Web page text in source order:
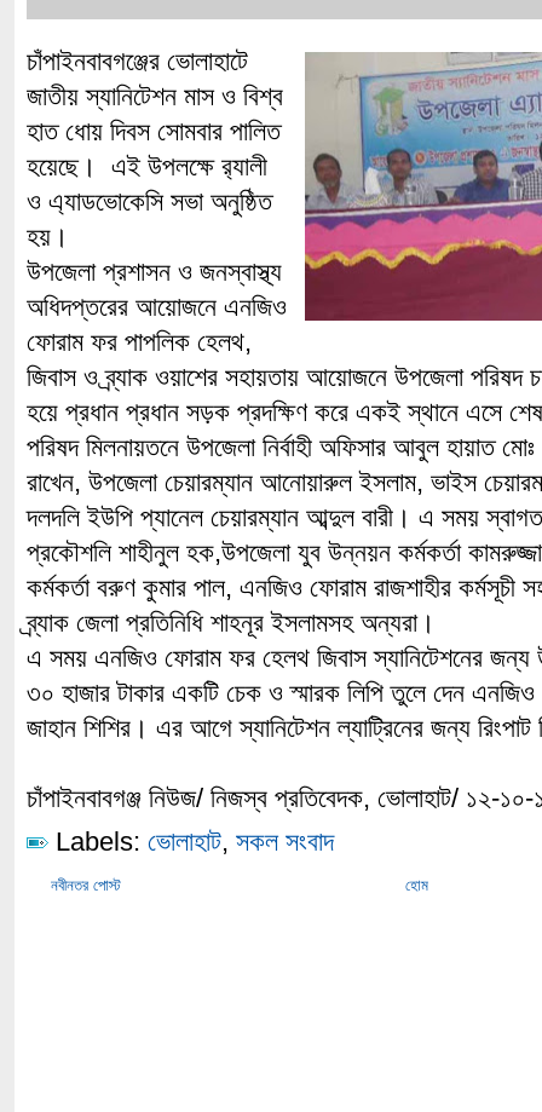
চাঁপাইনবাবগঞ্জের ভোলাহাটে
জাতীয় স্যানিটেশন মাস ও বিশ্ব
হাত ধোয় দিবস সোমবার পালিত
হয়েছে। এই উপলক্ষে র‌্যালী
ও এ্যাডভোকেসি সভা অনুষ্ঠিত
হয়।
উপজেলা প্রশাসন ও জনস্বাস্থ্য
অধিদপ্তরের আয়োজনে এনজিও
ফোরাম ফর পাপলিক হেলথ,
জিবাস ও ব্র্যাক ওয়াশের সহায়তায় আয়োজনে উপজেলা পরিষদ
হয়ে প্রধান প্রধান সড়ক প্রদক্ষিণ করে একই স্থানে এসে
পরিষদ মিলনায়তনে উপজেলা নির্বাহী অফিসার আবুল হায়াত
রাখেন, উপজেলা চেয়ারম্যান আনোয়ারুল ইসলাম, ভাইস
দলদলি ইউপি প্যানেল চেয়ারম্যান আব্দুল বারী। এ সময়
প্রকৌশলি শাহীনুল হক,উপজেলা যুব উন্নয়ন কর্মকর্তা
কর্মকর্তা বরুণ কুমার পাল, এনজিও ফোরাম রাজশাহীর কর্মসূচী
ব্র্যাক জেলা প্রতিনিধি শাহনূর ইসলামসহ অন্যরা।
এ সময় এনজিও ফোরাম ফর হেলথ জিবাস স্যানিটেশনের জন্য
৩০ হাজার টাকার একটি চেক ও স্মারক লিপি তুলে দেন এনজিও
জাহান শিশির। এর আগে স্যানিটেশন ল্যাট্রিনের জন্য
চাঁপাইনবাবগঞ্জ নিউজ/ নিজস্ব প্রতিবেদক, ভোলাহাট/ ১২-১০-
Labels: ভোলাহাট, সকল সংবাদ
নবীনতর পোস্ট হোম